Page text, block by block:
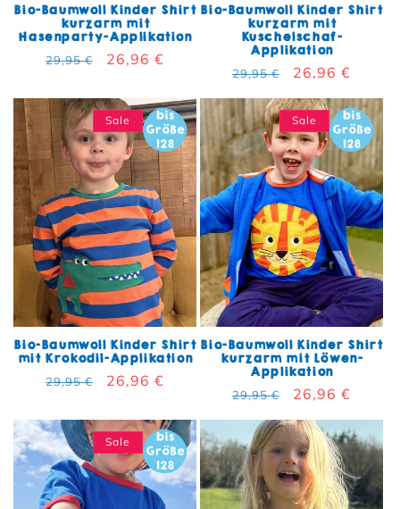
Bio-Baumwoll Kinder Shirt
kurzarm mit
Hasenparty-Applikation
Normaler Preis
29,95 € Verkaufspreis
26,96 €
Bio-Baumwoll Kinder Shirt
kurzarm mit
Kuschelschaf-
Applikation
Normaler Preis
29,95 € Verkaufspreis
26,96 €
Sale
Bio-Baumwoll Kinder Shirt
mit Krokodil-Applikation
Normaler Preis
29,95 € Verkaufspreis
26,96 €
Sale
Bio-Baumwoll Kinder Shirt
kurzarm mit Löwen-
Applikation
Normaler Preis
29,95 € Verkaufspreis
26,96 €
Sale